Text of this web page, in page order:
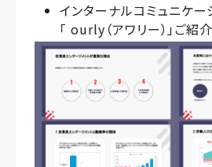
インターナルコミュニケー
「 ourly（アワリー）」ご紹介